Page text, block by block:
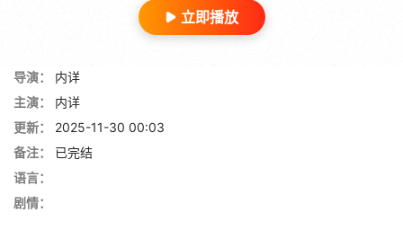
立即播放
导演：
内详
主演：
内详
更新：
2025-11-30 00:03
备注：
已完结
语言：
剧情：